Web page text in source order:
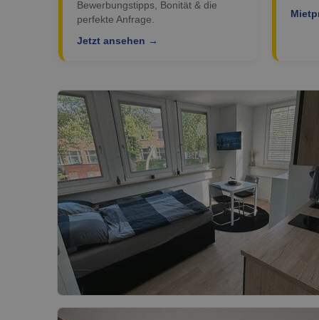
Bewerbungstipps, Bonität & die
perfekte Anfrage.
Jetzt ansehen →